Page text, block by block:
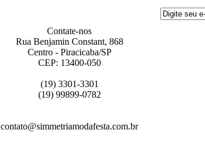
Contate-nos
Rua Benjamin Constant, 868
Centro - Piracicaba/SP
CEP: 13400-050
(19) 3301-3301
(19) 99899-0782
contato@simmetriamodafesta.com.br